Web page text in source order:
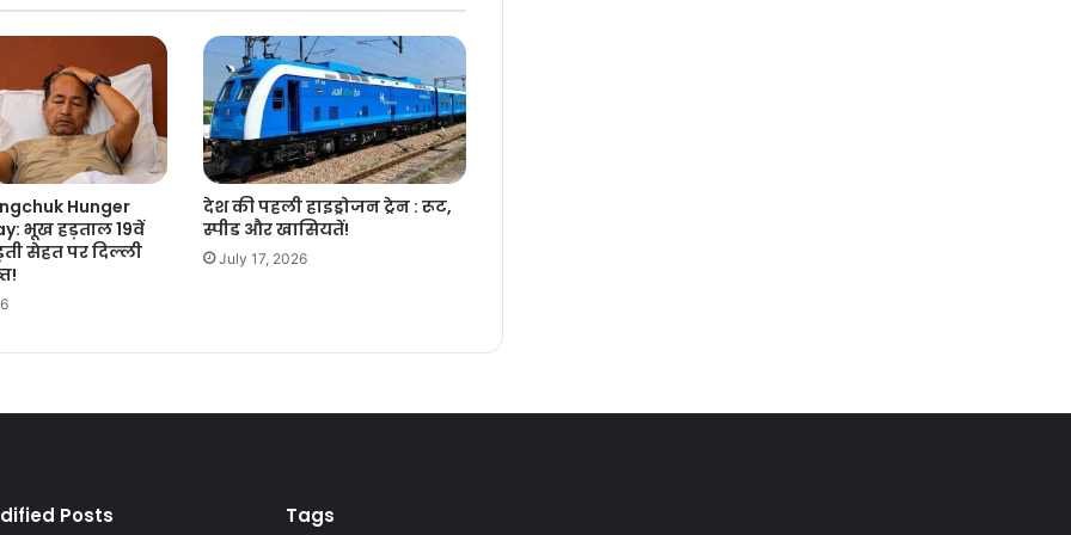
Hunger
भूख हड़ताल 19वें
सेहत पर दिल्ली
देश की पहली हाइड्रोजन ट्रेन : रूट,
स्पीड और खासियतें!
July 17, 2026
Posts Tags